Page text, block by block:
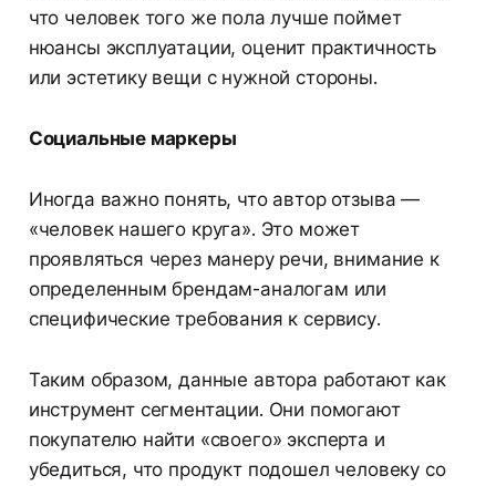
что человек того же пола лучше поймет
нюансы эксплуатации, оценит практичность
или эстетику вещи с нужной стороны.
Социальные маркеры
Иногда важно понять, что автор отзыва —
«человек нашего круга». Это может
проявляться через манеру речи, внимание к
определенным брендам-аналогам или
специфические требования к сервису.
Таким образом, данные автора работают как
инструмент сегментации. Они помогают
покупателю найти «своего» эксперта и
убедиться, что продукт подошел человеку со